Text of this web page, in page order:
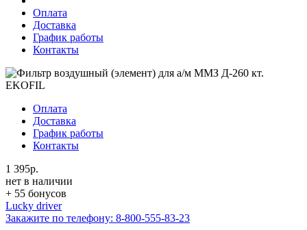
Оплата
Доставка
График работы
Контакты
Оплата
Доставка
График работы
Контакты
1 395р.
нет в наличии
+ 55 бонусов
Lucky driver
Закажите по телефону: 8-800-555-83-23